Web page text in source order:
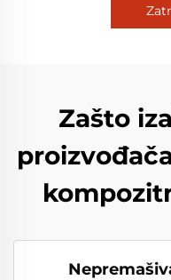
Zašto